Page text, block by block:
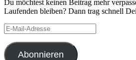
Du möchtest keinen Beitrag mehr
Laufenden bleiben? Dann trag schnell
E-
Mail-
Adresse
Abonnieren